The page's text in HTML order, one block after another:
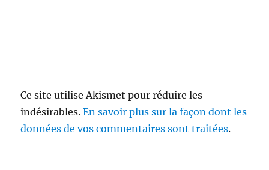
Ce site utilise Akismet pour réduire les
indésirables.En savoir plus sur la façon dont les
données de vos commentaires sont traitées.